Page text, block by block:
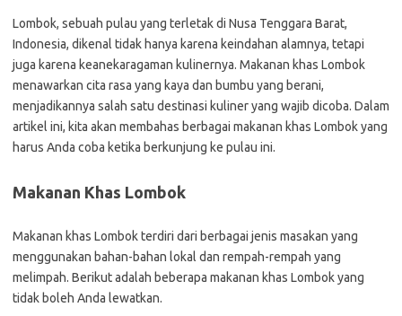
Lombok, sebuah pulau yang terletak di Nusa Tenggara Barat,
Indonesia, dikenal tidak hanya karena keindahan alamnya, tetapi
juga karena keanekaragaman kulinernya. Makanan khas Lombok
menawarkan cita rasa yang kaya dan bumbu yang berani,
menjadikannya salah satu destinasi kuliner yang wajib dicoba. Dalam
artikel ini, kita akan membahas berbagai makanan khas Lombok yang
harus Anda coba ketika berkunjung ke pulau ini.
Makanan Khas Lombok
Makanan khas Lombok terdiri dari berbagai jenis masakan yang
menggunakan bahan-bahan lokal dan rempah-rempah yang
melimpah. Berikut adalah beberapa makanan khas Lombok yang
tidak boleh Anda lewatkan.